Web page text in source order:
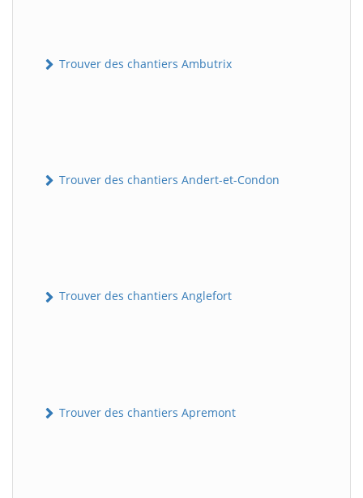
Trouver des chantiers Ambutrix
Trouver des chantiers Andert-et-Condon
Trouver des chantiers Anglefort
Trouver des chantiers Apremont